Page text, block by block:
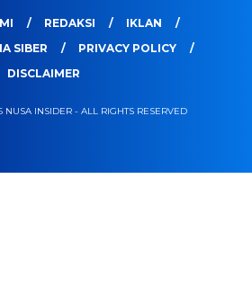
REDAKSI
IKLAN
SIBER
PRIVACY POLICY
DISCLAIMER
NUSA INSIDER - ALL RIGHTS RESERVED